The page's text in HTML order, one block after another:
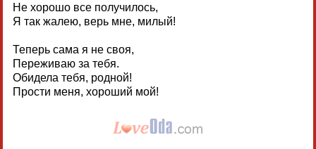
Не хорошо все получилось,
Я так жалею, верь мне, милый!
Теперь сама я не своя,
Переживаю за тебя.
Обидела тебя, родной!
Прости меня, хороший мой!